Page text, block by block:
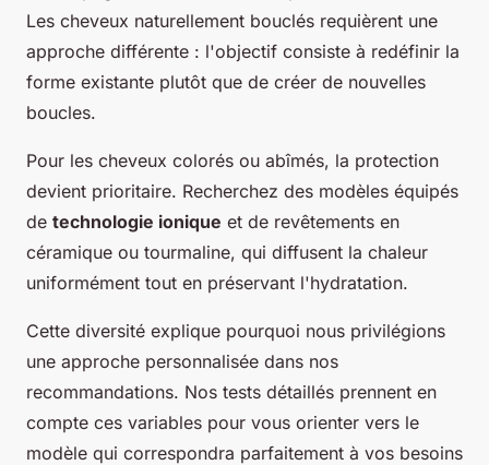
Les cheveux naturellement bouclés requièrent une
approche différente : l'objectif consiste à redéfinir la
forme existante plutôt que de créer de nouvelles
boucles.
Pour les cheveux colorés ou abîmés, la protection
devient prioritaire. Recherchez des modèles équipés
de technologie ionique et de revêtements en
céramique ou tourmaline, qui diffusent la chaleur
uniformément tout en préservant l'hydratation.
Cette diversité explique pourquoi nous privilégions
une approche personnalisée dans nos
recommandations. Nos tests détaillés prennent en
compte ces variables pour vous orienter vers le
modèle qui correspondra parfaitement à vos besoins